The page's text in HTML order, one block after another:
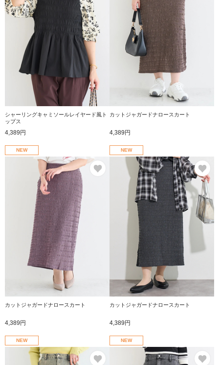
シャーリングキャミソールレイヤード風ト
ップス
4,389円
カットジャガードナロースカート
4,389円
NEW
お気に入り
カットジャガードナロースカート
4,389円
NEW
カットジャガードナロースカート
4,389円
NEW NEW